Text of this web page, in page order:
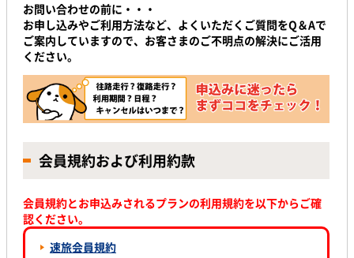
お問い合わせの前に・・・
お申し込みやご利用方法など、よくいただくご質問をQ＆Aで
ご案内していますので、お客さまのご不明点の解決にご活用
ください。
会員規約および利用約款
会員規約とお申込みされるプランの利用規約を以下からご確
認ください。
速旅会員規約